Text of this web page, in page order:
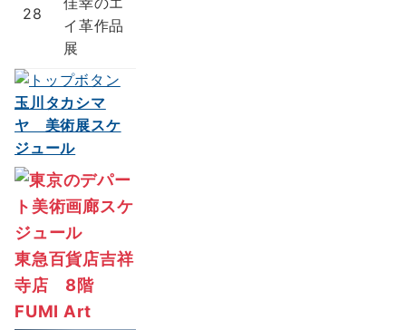
28
イ革作品
展
玉川タカシマ
ヤ 美術展スケ
ジュール
東急百貨店吉祥
寺店 8階
FUMI Art